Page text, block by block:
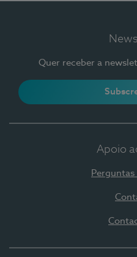
Quer receber a
Apoio